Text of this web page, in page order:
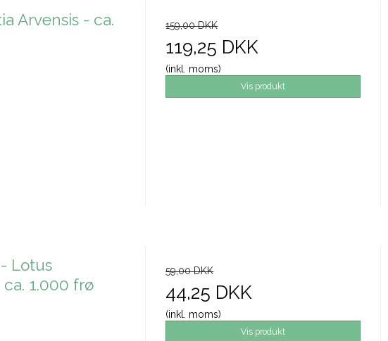
Arvensis - ca.
159,00 DKK
119,25 DKK
(inkl. moms)
Vis produkt
Lotus
1.000 frø
59,00 DKK
44,25 DKK
(inkl. moms)
Vis produkt